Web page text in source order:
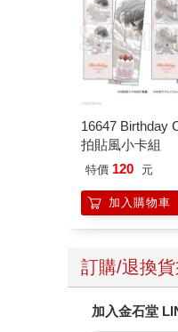
16647 Birthday
拍貼風小卡組
特價 120 元
加入購物車
訂購/退換
加入金石堂